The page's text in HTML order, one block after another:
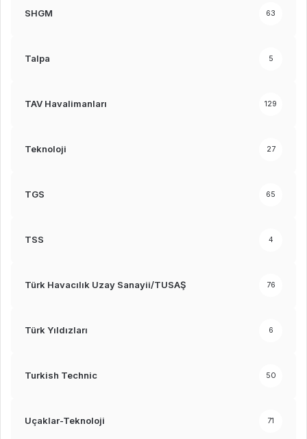
SHGM 63
Talpa 5
TAV Havalimanları 129
Teknoloji 27
TGS 65
TSS 4
Türk Havacılık Uzay Sanayii/TUSAŞ 76
Türk Yıldızları 6
Turkish Technic 50
Uçaklar-Teknoloji 71